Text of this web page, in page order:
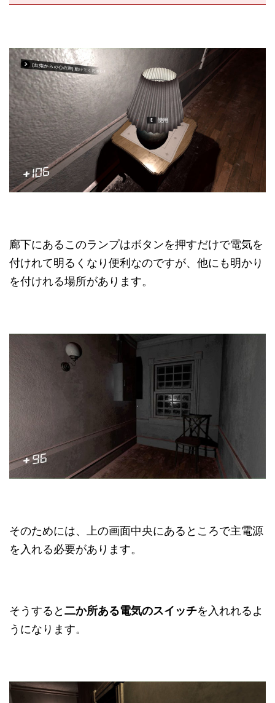
廊下にあるこのランプはボタンを押すだけで電気を
付けれて明るくなり便利なのですが、他にも明かり
を付けれる場所があります。
そのためには、上の画面中央にあるところで主電源
を入れる必要があります。
そうすると二か所ある電気のスイッチを入れれるよ
うになります。